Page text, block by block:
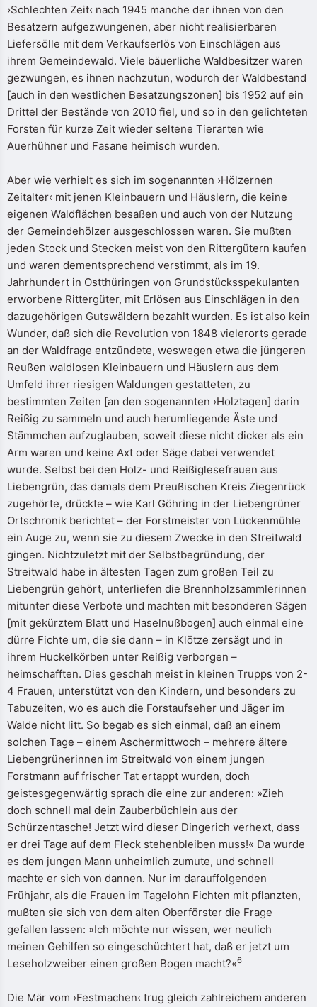
›Schlechten Zeit‹ nach 1945 manche der ihnen von den
Besatzern aufgezwungenen, aber nicht realisierbaren
Liefersölle mit dem Verkaufserlös von Einschlägen aus
ihrem Gemeindewald. Viele bäuerliche Waldbesitzer waren
gezwungen, es ihnen nachzutun, wodurch der Waldbestand
[auch in den westlichen Besatzungszonen] bis 1952 auf ein
Drittel der Bestände von 2010 fiel, und so in den gelichteten
Forsten für kurze Zeit wieder seltene Tierarten wie
Auerhühner und Fasane heimisch wurden.
Aber wie verhielt es sich im sogenannten ›Hölzernen
Zeitalter‹ mit jenen Kleinbauern und Häuslern, die keine
eigenen Waldflächen besaßen und auch von der Nutzung
der Gemeindehölzer ausgeschlossen waren. Sie mußten
jeden Stock und Stecken meist von den Rittergütern kaufen
und waren dementsprechend verstimmt, als im 19.
Jahrhundert in Ostthüringen von Grundstücksspekulanten
erworbene Rittergüter, mit Erlösen aus Einschlägen in den
dazugehörigen Gutswäldern bezahlt wurden. Es ist also kein
Wunder, daß sich die Revolution von 1848 vielerorts gerade
an der Waldfrage entzündete, weswegen etwa die jüngeren
Reußen waldlosen Kleinbauern und Häuslern aus dem
Umfeld ihrer riesigen Waldungen gestatteten, zu
bestimmten Zeiten [an den sogenannten ›Holztagen] darin
Reißig zu sammeln und auch herumliegende Äste und
Stämmchen aufzuglauben, soweit diese nicht dicker als ein
Arm waren und keine Axt oder Säge dabei verwendet
wurde. Selbst bei den Holz- und Reißiglesefrauen aus
Liebengrün, das damals dem Preußischen Kreis Ziegenrück
zugehörte, drückte – wie Karl Göhring in der Liebengrüner
Ortschronik berichtet – der Forstmeister von Lückenmühle
ein Auge zu, wenn sie zu diesem Zwecke in den Streitwald
gingen. Nichtzuletzt mit der Selbstbegründung, der
Streitwald habe in ältesten Tagen zum großen Teil zu
Liebengrün gehört, unterliefen die Brennholzsammlerinnen
mitunter diese Verbote und machten mit besonderen Sägen
[mit gekürztem Blatt und Haselnußbogen] auch einmal eine
dürre Fichte um, die sie dann – in Klötze zersägt und in
ihrem Huckelkörben unter Reißig verborgen –
heimschafften. Dies geschah meist in kleinen Trupps von 2-
4 Frauen, unterstützt von den Kindern, und besonders zu
Tabuzeiten, wo es auch die Forstaufseher und Jäger im
Walde nicht litt. So begab es sich einmal, daß an einem
solchen Tage – einem Aschermittwoch – mehrere ältere
Liebengrünerinnen im Streitwald von einem jungen
Forstmann auf frischer Tat ertappt wurden, doch
geistesgegenwärtig sprach die eine zur anderen: »Zieh
doch schnell mal dein Zauberbüchlein aus der
Schürzentasche! Jetzt wird dieser Dingerich verhext, dass
er drei Tage auf dem Fleck stehenbleiben muss!« Da wurde
es dem jungen Mann unheimlich zumute, und schnell
machte er sich von dannen. Nur im darauffolgenden
Frühjahr, als die Frauen im Tagelohn Fichten mit pflanzten,
mußten sie sich von dem alten Oberförster die Frage
gefallen lassen: »Ich möchte nur wissen, wer neulich
meinen Gehilfen so eingeschüchtert hat, daß er jetzt um
Leseholzweiber einen großen Bogen macht?«6
Die Mär vom ›Festmachen‹ trug gleich zahlreichem anderen